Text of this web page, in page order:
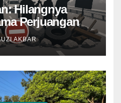
Hilangnya
Perjuangan
AKBAR